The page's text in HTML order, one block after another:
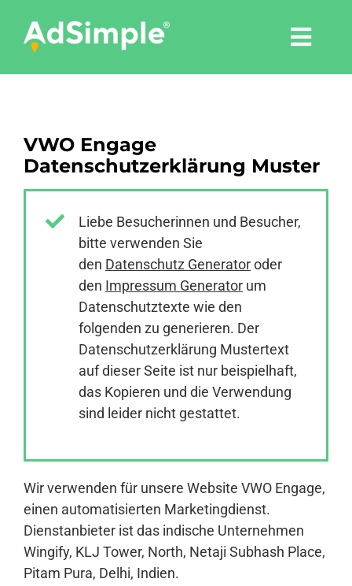
content
Tools
Pressemitteilungen
Anmelden
VWO Engage
Datenschutzerklärung Muster
Liebe Besucherinnen und Besucher,
bitte verwenden Sie
den Datenschutz Generatoroder
den Impressum Generator um
Datenschutztexte wie den
folgenden zu generieren. Der
Datenschutzerklärung Mustertext
auf dieser Seite ist nur beispielhaft,
das Kopieren und die Verwendung
sind leider nicht gestattet.
Wir verwenden für unsere Website VWO Engage,
einen automatisierten Marketingdienst.
Dienstanbieter ist das indische Unternehmen
Wingify, KLJ Tower, North, Netaji Subhash Place,
Pitam Pura, Delhi, Indien.